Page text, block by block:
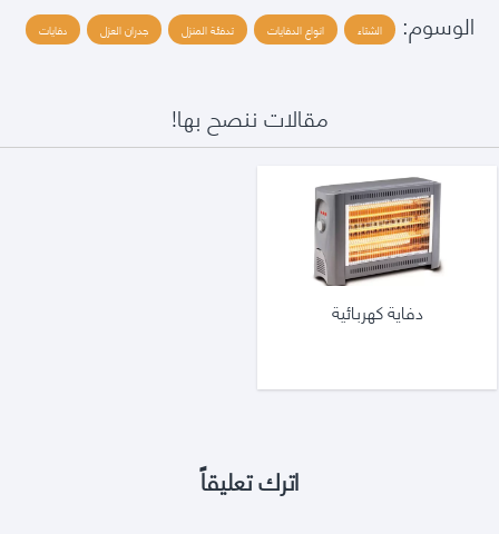
الوسوم: الشتاء انواع الدفايات تدفئة المنزل جدران العزل دفايات
مقالات ننصح بها!
دفاية كهربائية
اترك تعليقاً